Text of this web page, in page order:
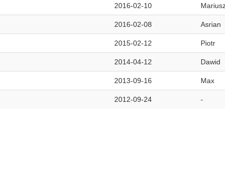
2016-02-10
2016-02-08 Asrian
2015-02-12 Piotr
2014-04-12 Dawid
2013-09-16 Max
2012-09-24 -